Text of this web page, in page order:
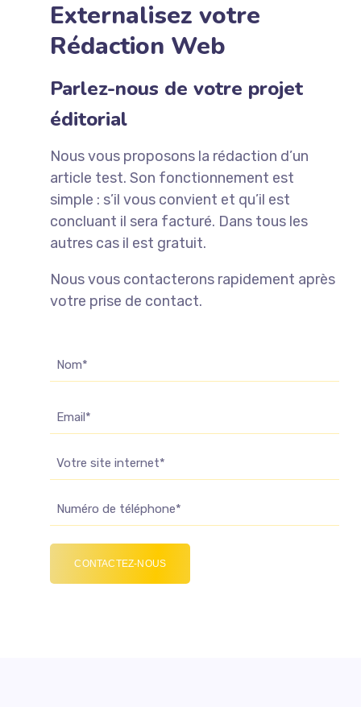
Externalisez votre
Rédaction Web
Parlez-nous de votre projet
éditorial
Nous vous proposons la rédaction d’un
article test. Son fonctionnement est
simple : s’il vous convient et qu’il est
concluant il sera facturé. Dans tous les
autres cas il est gratuit.
Nous vous contacterons rapidement après
votre prise de contact.
Nom
(Nécessaire)
E-
mail
Site
Web
Téléphone